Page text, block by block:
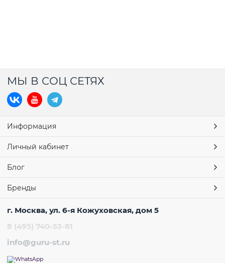
МЫ В СОЦ СЕТЯХ
Информация
Личный кабинет
Блог
Бренды
г. Москва, ул. 6-я Кожуховская, дом 5
8 (495) 740-53-81
info@guru-st.ru